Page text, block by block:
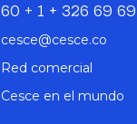
60 + 1 + 326 69 69
cesce@cesce.co
Red comercial
Cesce en el mundo